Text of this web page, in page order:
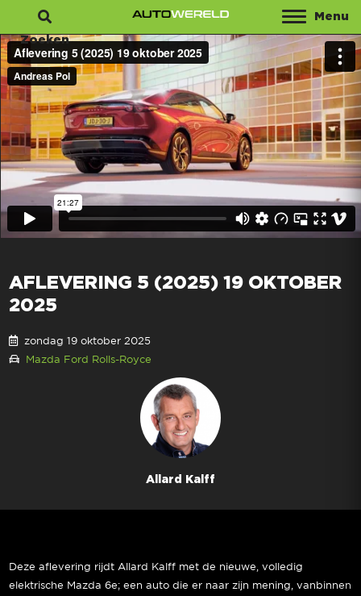
Menu
Zoeken
AFLEVERING 5 (2025) 19 OKTOBER
2025
zondag 19 oktober 2025
Mazda Ford Rolls-Royce
Allard Kalff
Deze aflevering rijdt Allard Kalff met de nieuwe, volledig
elektrische Mazda 6e; een auto die er naar zijn mening, vanbinnen